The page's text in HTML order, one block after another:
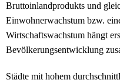
Bruttoinlandprodukts und
Einwohnerwachstum bzw.
Wirtschaftswachstum hängt
Bevölkerungsentwicklung
Städte mit hohem